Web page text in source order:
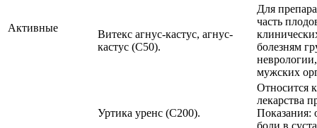
Активные
Витекс агнус-кастус, агнус-
кастус (С50).
Для
часть
болезням
мужских
Уртика уренс (С200).
Относится
лекарства
Показания:
боли в